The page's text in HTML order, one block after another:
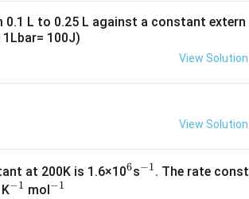
કાર્બનિક રસાયણશાસ્ત્રના
A
L to 0.25 L against a constant extern
100J)
View Solution
View Solution
at 200K is 1.6×10^
6s^
−1. The rate const
^
−1 mol^
−1